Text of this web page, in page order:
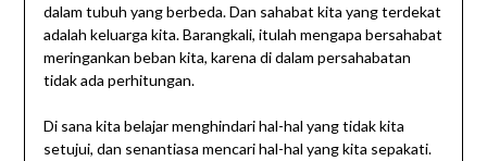
dalam tubuh yang berbeda. Dan sahabat kita yang terdekat
adalah keluarga kita. Barangkali, itulah mengapa bersahabat
meringankan beban kita, karena di dalam persahabatan
tidak ada perhitungan.
Di sana kita belajar menghindari hal-hal yang tidak kita
setujui, dan senantiasa mencari hal-hal yang kita sepakati.